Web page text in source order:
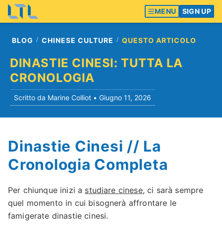
MENU SIGN UP
BLOG CHINESE CULTURE QUESTO ARTICOLO
DINASTIE CINESI: TUTTA LA
CRONOLOGIA
Scritto da Marine Colliot • Giugno 11, 2026
Dinastie Cinesi // La
Cronologia Completa
Per chiunque inizi a studiare cinese, ci sarà sempre
quel momento in cui bisognerà affrontare le
famigerate dinastie cinesi.